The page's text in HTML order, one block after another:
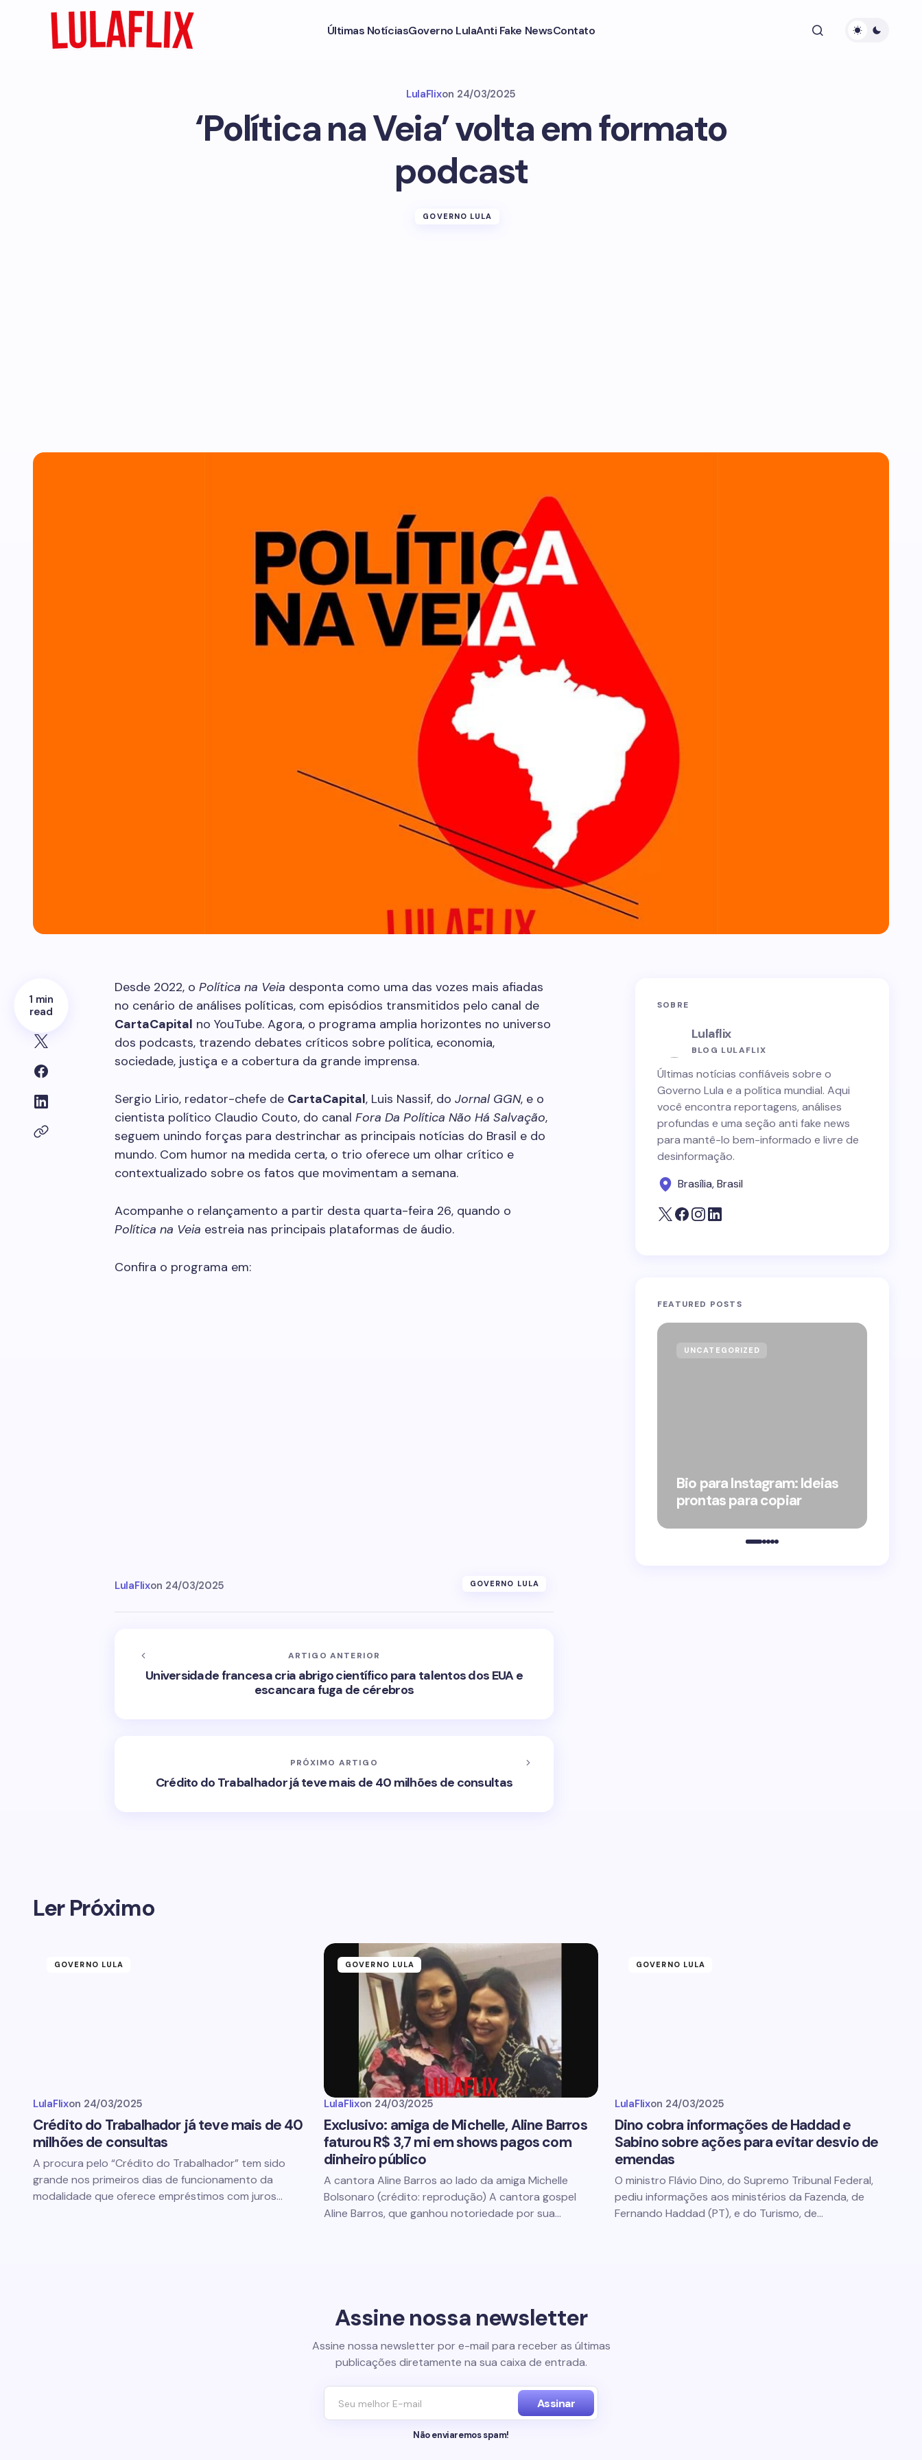
Últimas NotíciasGoverno LulaAnti Fake NewsContato
LulaFlixon 24/03/2025
‘Política na Veia’ volta em formato
podcast
GOVERNO LULA
1 min
read
Desde 2022, o Política na Veia desponta como uma das vozes mais afiadas
no cenário de análises políticas, com episódios transmitidos pelo canal de
CartaCapital no YouTube. Agora, o programa amplia horizontes no universo
dos podcasts, trazendo debates críticos sobre política, economia,
sociedade, justiça e a cobertura da grande imprensa.
Sergio Lirio, redator-chefe de CartaCapital, Luis Nassif, do Jornal GGN, e o
cientista político Claudio Couto, do canal Fora Da Política Não Há Salvação,
seguem unindo forças para destrinchar as principais notícias do Brasil e do
mundo. Com humor na medida certa, o trio oferece um olhar crítico e
contextualizado sobre os fatos que movimentam a semana.
Acompanhe o relançamento a partir desta quarta-feira 26, quando o
Política na Veia estreia nas principais plataformas de áudio.
Confira o programa em:
LulaFlixon 24/03/2025 GOVERNO LULA
ARTIGO ANTERIOR
Universidade francesa cria abrigo científico para talentos dos EUA e
escancara fuga de cérebros
PRÓXIMO ARTIGO
Crédito do Trabalhador já teve mais de 40 milhões de consultas
SOBRE
Lulaflix
BLOG LULAFLIX
Últimas notícias confiáveis sobre o
Governo Lula e a política mundial. Aqui
você encontra reportagens, análises
profundas e uma seção anti fake news
para mantê-lo bem-informado e livre de
desinformação.
Brasília, Brasil
FEATURED POSTS
UNCATEGORIZED
Bio para Instagram: Ideias
prontas para copiar
Ler Próximo
GOVERNO LULA
LulaFlixon 24/03/2025
Crédito do Trabalhador já teve mais de 40
milhões de consultas
A procura pelo “Crédito do Trabalhador” tem sido
grande nos primeiros dias de funcionamento da
modalidade que oferece empréstimos com juros…
GOVERNO LULA
LulaFlixon 24/03/2025
Exclusivo: amiga de Michelle, Aline Barros
faturou R$ 3,7 mi em shows pagos com
dinheiro público
A cantora Aline Barros ao lado da amiga Michelle
Bolsonaro (crédito: reprodução) A cantora gospel
Aline Barros, que ganhou notoriedade por sua…
GOVERNO LULA
LulaFlixon 24/03/2025
Dino cobra informações de Haddad e
Sabino sobre ações para evitar desvio de
emendas
O ministro Flávio Dino, do Supremo Tribunal Federal,
pediu informações aos ministérios da Fazenda, de
Fernando Haddad (PT), e do Turismo, de…
Assine nossa newsletter
Assine nossa newsletter por e-mail para receber as últimas
publicações diretamente na sua caixa de entrada.
Assinar
Não enviaremos spam!